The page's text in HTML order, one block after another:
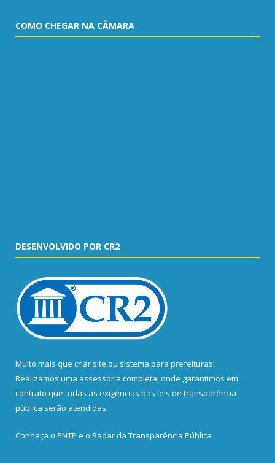
COMO CHEGAR NA CÂMARA
DESENVOLVIDO POR CR2
Muito mais que criar site ou sistema para prefeituras!
Realizamos uma assessoria completa, onde garantimos em
contrato que todas as exigências das leis de transparência
pública serão atendidas.
Conheça o PNTP e o Radar da Transparência Pública